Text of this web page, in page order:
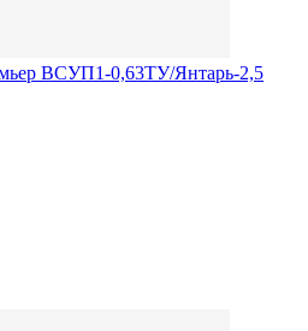
ВСУП1-0,63ТУ/Янтарь-2,5